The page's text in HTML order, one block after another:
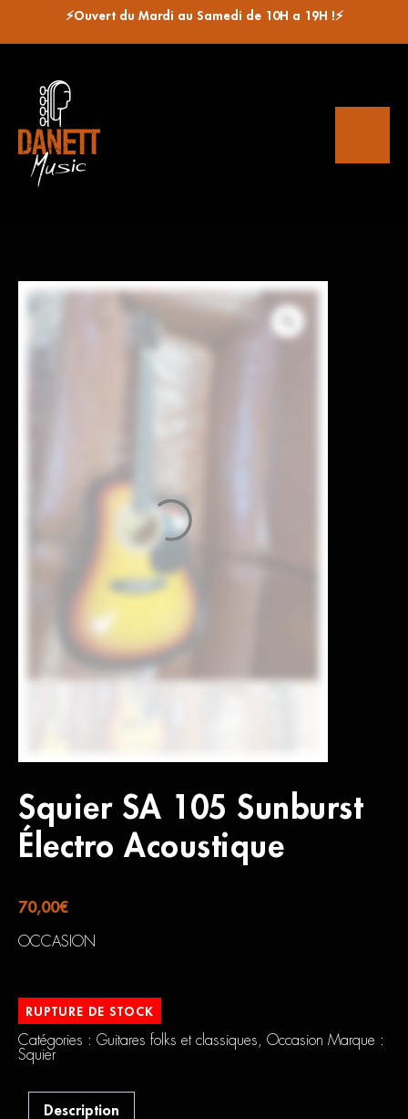
⚡Ouvert du Mardi au Samedi de 10H a 19H !⚡
Squier SA 105 Sunburst
Électro Acoustique
70,00€
OCCASION
RUPTURE DE STOCK
Catégories : Guitares folks et classiques Occasion Marque :
Squier
Description